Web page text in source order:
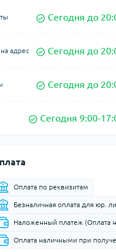
Сегодня до
адрес Сегодня до
Сегодня до
Сегодня 9:00-
Оплата по реквизитам
Безналичная оплата для юр.
Наложенный платеж (Оплата
Оплата наличными при